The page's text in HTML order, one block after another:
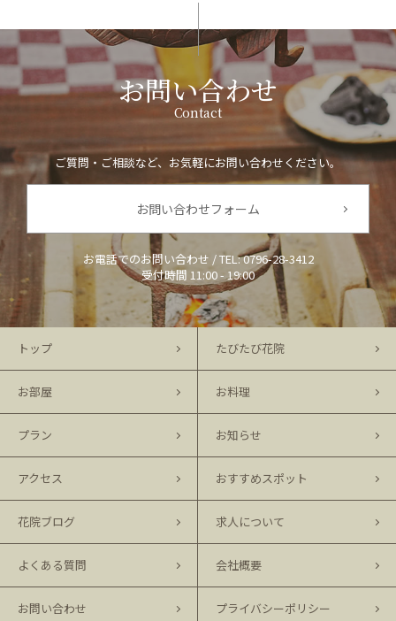
お問い合わせ
Contact
ご質問・ご相談など、お気軽にお問い合わせください。
お問い合わせフォーム
お電話でのお問い合わせ / TEL:0796-28-3412
受付時間 11:00 - 19:00
トップ たびたび花院
お部屋 お料理
プラン お知らせ
アクセス おすすめスポット
花院ブログ 求人について
よくある質問 会社概要
お問い合わせ プライバシーポリシー